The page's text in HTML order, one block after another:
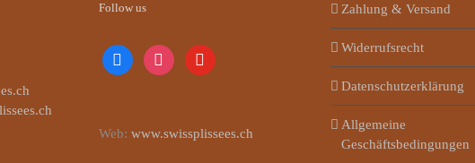
Follow us
facebookinstagramyoutube
Web: www.swissplissees.ch
Zahlung & Versand
Widerrufsrecht
Datenschutzerklärung
Allgemeine
Geschäftsbedingungen